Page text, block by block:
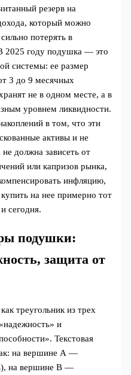
резерв на
который можно
потерять в
2025 году подушка — это
системы: ее размер
3 до 9 месячных
не в одном месте, а в
уровнем ликвидности.
в том, что эти
активы и не
должна зависеть от
или капризов рынка,
инфляцию,
на нее примерно тот
сегодня.
подушки:
защита от
треугольник из трех
и
Текстовая
на вершине А —
на вершине B —